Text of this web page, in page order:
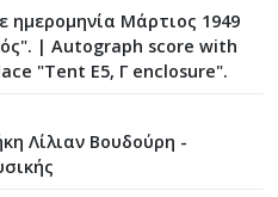
As-MTH-003-Sc-008-062-Fuga
As-MTH-003-Sc-008-063-Έρως
As-MTH-003-Sc-008-064-
As-MTH-003-Sc-008-066-
As-MTH-003-Sc-008-067-Σχέδια
As-MTH-003-Sc-008-068-Σπουδή
ημερομηνία Μάρτιος 1949
| Autograph score with
"Tent Ε5, Γ enclosure".
Λίλιαν Βουδούρη -